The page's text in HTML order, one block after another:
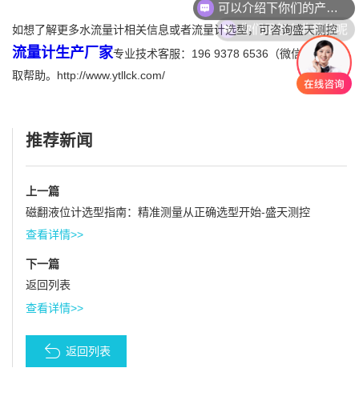
如想了解更多水流量计相关信息或者流量计选型，可咨询盛天测控
流量计生产厂家专业技术客服：196 9378 6536（微信同号）获
取帮助。http://www.ytllck.com/
推荐新闻
上一篇
磁翻液位计选型指南：精准测量从正确选型开始-盛天测控
查看详情>>
下一篇
返回列表
查看详情>>
返回列表
你们是怎么收费的呢